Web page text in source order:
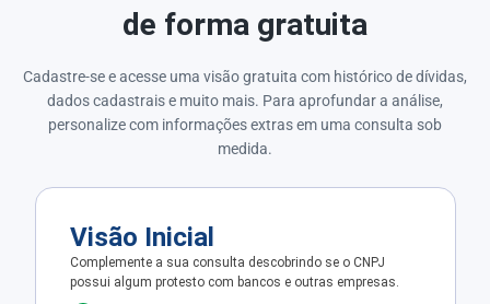
de forma gratuita
Cadastre-se e acesse uma visão gratuita com histórico de dívidas,
dados cadastrais e muito mais. Para aprofundar a análise,
personalize com informações extras em uma consulta sob
medida.
Visão Inicial
Complemente a sua consulta descobrindo se o CNPJ
possui algum protesto com bancos e outras empresas.